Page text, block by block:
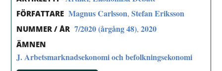
FÖRFATTARE Magnus Carlsson,Stefan Eriksson
NUMMER / ÅR 7/2020 (årgång 48),2020
ÄMNEN
J. Arbetsmarknadsekonomi och befolkningsekonomi